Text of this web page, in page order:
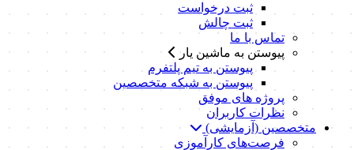
ثبت درخواست
ثبت چالش
تماس با ما
پیوستن به ماشین یار
پیوستن به تیم پلتفرم
پیوستن به شبکه متخصصین
پروژه های موفق
نظرات کاربران
متخصصین (آزمایشی)
فرصت‌های کارآموزی